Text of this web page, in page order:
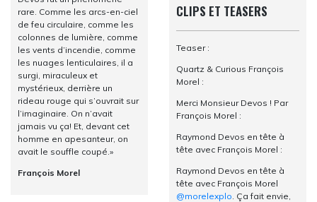
rare. Comme les arcs-en-ciel
de feu circulaire, comme les
colonnes de lumière, comme
les vents d’incendie, comme
les nuages lenticulaires, il a
surgi, miraculeux et
mystérieux, derrière un
rideau rouge qui s’ouvrait sur
l’imaginaire. On n’avait
jamais vu ça! Et, devant cet
homme en apesanteur, on
avait le souffle coupé.»
François Morel
CLIPS ET TEASERS
Teaser :
Quartz & Curious François
Morel :
Merci Monsieur Devos ! Par
François Morel :
Raymond Devos en tête à
tête avec François Morel :
Raymond Devos en tête à
tête avec François Morel
@morelexplo . Ça fait envie,